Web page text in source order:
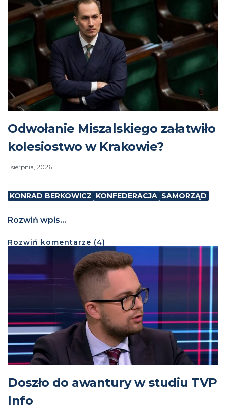
Odwołanie Miszalskiego załatwiło
kolesiostwo w Krakowie?
1 sierpnia, 2026
KONRAD BERKOWICZ KONFEDERACJA SAMORZĄD
Rozwiń wpis...
Rozwiń komentarze (4)
Doszło do awantury w studiu TVP
Info